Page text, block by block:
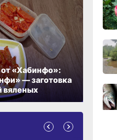
«Хабинфо»:
— заготовка
вяленых
16:17,